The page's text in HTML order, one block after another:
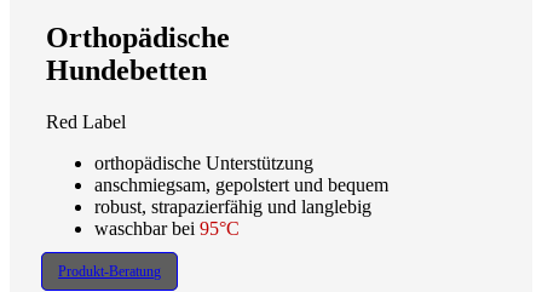
Orthopädische
Hundebetten
Red Label
orthopädische Unterstützung
anschmiegsam, gepolstert und bequem
robust, strapazierfähig und langlebig
waschbar bei 95°C
Produkt-Beratung